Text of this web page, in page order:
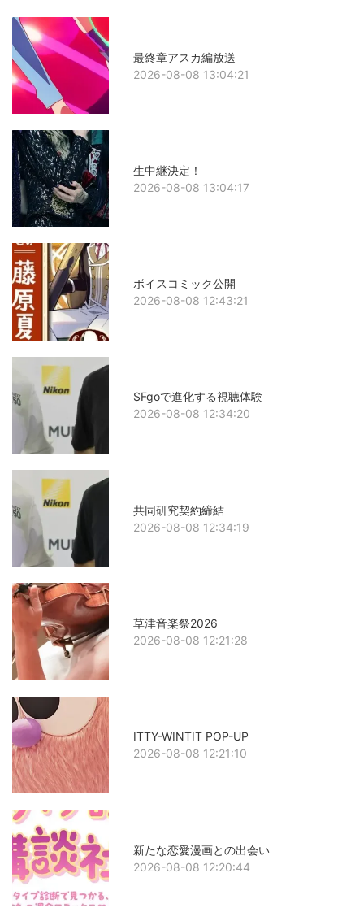
最終章アスカ編放送
2026-08-08 13:04:21
生中継決定！
2026-08-08 13:04:17
ボイスコミック公開
2026-08-08 12:43:21
SFgoで進化する視聴体験
2026-08-08 12:34:20
共同研究契約締結
2026-08-08 12:34:19
草津音楽祭2026
2026-08-08 12:21:28
ITTY-WINTIT POP-UP
2026-08-08 12:21:10
新たな恋愛漫画との出会い
2026-08-08 12:20:44